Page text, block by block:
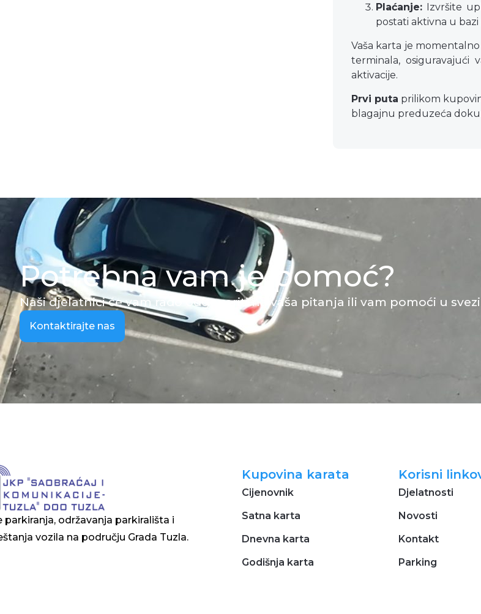
Plaćanje: Izvršite
postati aktivna u
Vaša karta je
terminala, osiguravajući
aktivacije.
Prvi puta prilikom
blagajnu preduzeća
Potrebna vam je pomoć?
Naši djelatnici će vam rado odgovoriti na vaša pitanja ili vam pomoći u
Kontaktirajte nas
parkiranja, održavanja parkirališta i
vozila na području Grada Tuzla.
Kupovina karata
Cijenovnik
Satna karta
Dnevna karta
Godišnja karta
Korisni
Djelatnosti
Novosti
Kontakt
Parking